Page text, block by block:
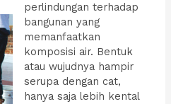
perlindungan terhadap
bangunan yang
memanfaatkan
komposisi air. Bentuk
atau wujudnya hampir
serupa dengan cat,
hanya saja lebih kental